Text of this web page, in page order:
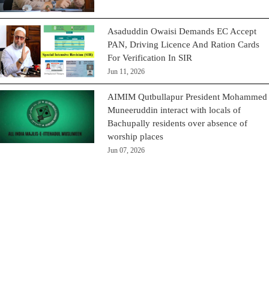
Asaduddin Owaisi Demands EC Accept
PAN, Driving Licence And Ration Cards
For Verification In SIR
Jun 11, 2026
AIMIM Qutbullapur President Mohammed
Muneeruddin interact with locals of
Bachupally residents over absence of
worship places
Jun 07, 2026